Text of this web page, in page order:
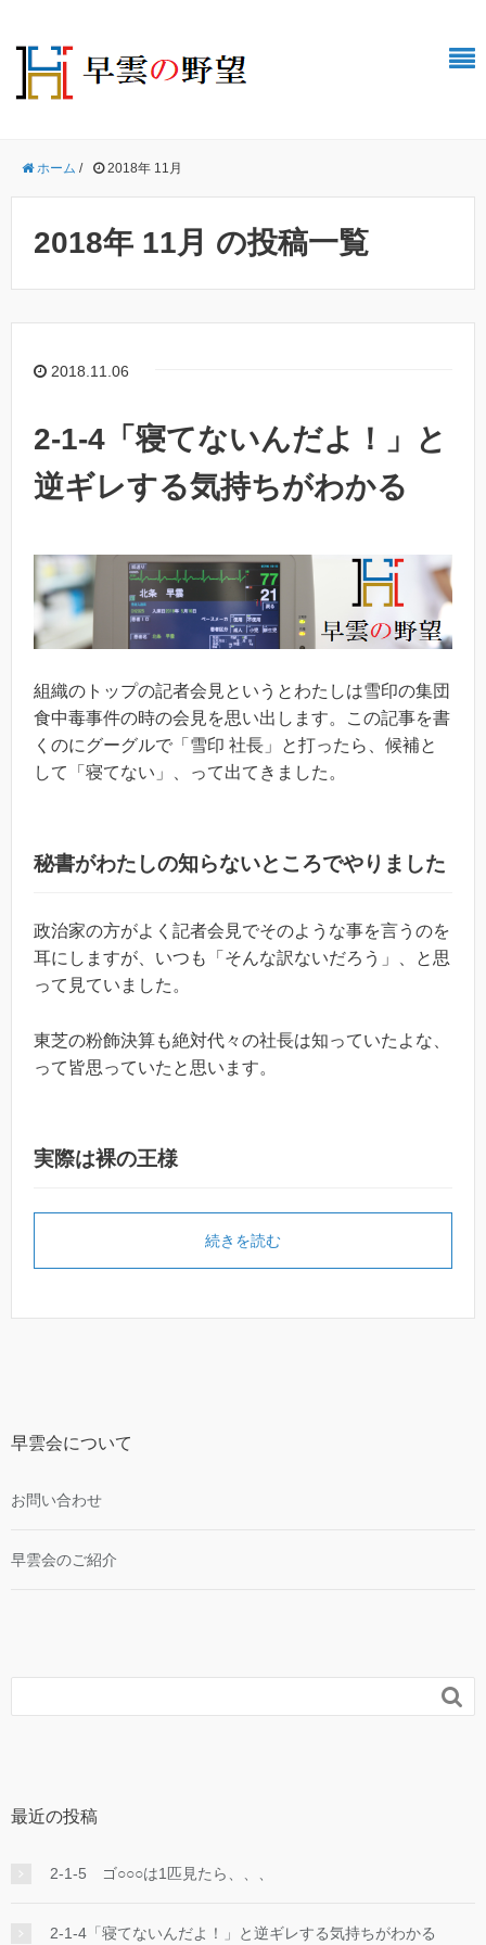
ホーム / 2018年 11月
2018年 11月 の投稿一覧
2018.11.06
2-1-4「寝てないんだよ！」と
逆ギレする気持ちがわかる
組織のトップの記者会見というとわたしは雪印の集団
食中毒事件の時の会見を思い出します。この記事を書
くのにグーグルで「雪印 社長」と打ったら、候補と
して「寝てない」、って出てきました。
秘書がわたしの知らないところでやりました
政治家の方がよく記者会見でそのような事を言うのを
耳にしますが、いつも「そんな訳ないだろう」、と思
って見ていました。
東芝の粉飾決算も絶対代々の社長は知っていたよな、
って皆思っていたと思います。
実際は裸の王様
続きを読む
早雲会について
お問い合わせ
早雲会のご紹介

最近の投稿
2-1-5 ゴ○○○は1匹見たら、、、
2-1-4「寝てないんだよ！」と逆ギレする気持ちがわかる